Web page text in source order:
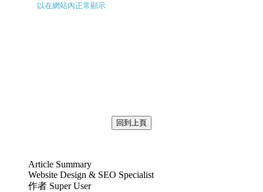
以在網站內正常顯示
回到上頁
Article Summary
Website Design & SEO Specialist
作者 Super User